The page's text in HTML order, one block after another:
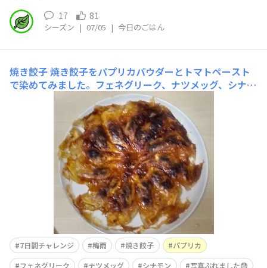
17 81
シーズン | 07/05 | 今日のごはん
焼き餃子焼き餃子をパプリカパウダーとトマトペースト
で染めてみました。フェネグリーク、ナツメッグ、シナモ
7日間チャレンジ 梅雨 焼き餃子
パプリカ
フェネグリーク
ナツメッグ シナモン 写真ぶれました😓